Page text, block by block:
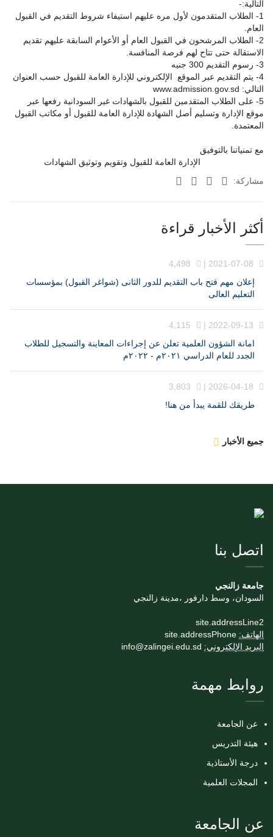
التالية:-
1- الطلاب المتقدمون لأول مره عليهم استيفاء شروط التقديم في القبول
العام.
2- الطلاب المرشحون في القبول العام أو الأعوام السابقة عليهم تقديم
الاستقالة حتى تتاح لهم فرصة المنافسة.
3- رسوم التقديم 300 جنيه
4- يتم التقديم عبر الموقع الإلكتروني للإدارة العامة للقبول حسب العنوان
التالي: www.admission.gov.sd
5- على الطلاب المتقدمين للقبول بالشهادات غير السودانية رفعها عبر
موقع الإدارة وتسليم أصل الشهادة للإدارة العامة للقبول أو مكاتب القبول
المعتمدة.
مع تمنياتنا بالتوفيق
الإدارة العامة للقبول وتقويم وتوثيق الشهادات
مشاركة:
أكثر الأخبار قراءة
إعلان مهم فتح باب التقديم للدور الثانى (شواغر القبول) بمؤسسات
التعليم العالى
امانة الشؤون العلمية تعلن عن إجراءات المعاينة والتسجيل للطلاب
الجدد للعام الدراسي ٢٠٢١م - ٢٠٢٢م
طريقك للقمة يبدأ من هنا!
جميع الأخبار
اتصل بنا
جامعة زالنجي
السودان، وسط دارفور ،مدينة زالنجي
site.addressLine2
الهاتف: site.addressPhone
البريد الإلكتروني: info@zalingei.edu.sd
روابط مهمة
عن الجامعة
هيئة التدريس
درجة الأستاذية
المجلات العلمية
عن الجامعة